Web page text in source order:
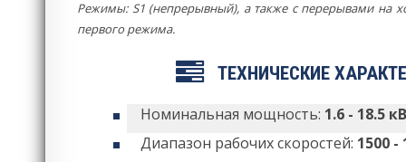
Режимы: S1 (непрерывный), а также с перерывами на
первого режима.
ТЕХНИЧЕСКИЕ
Номинальная мощность: 1.6 - 18.5
Диапазон рабочих скоростей: 1500